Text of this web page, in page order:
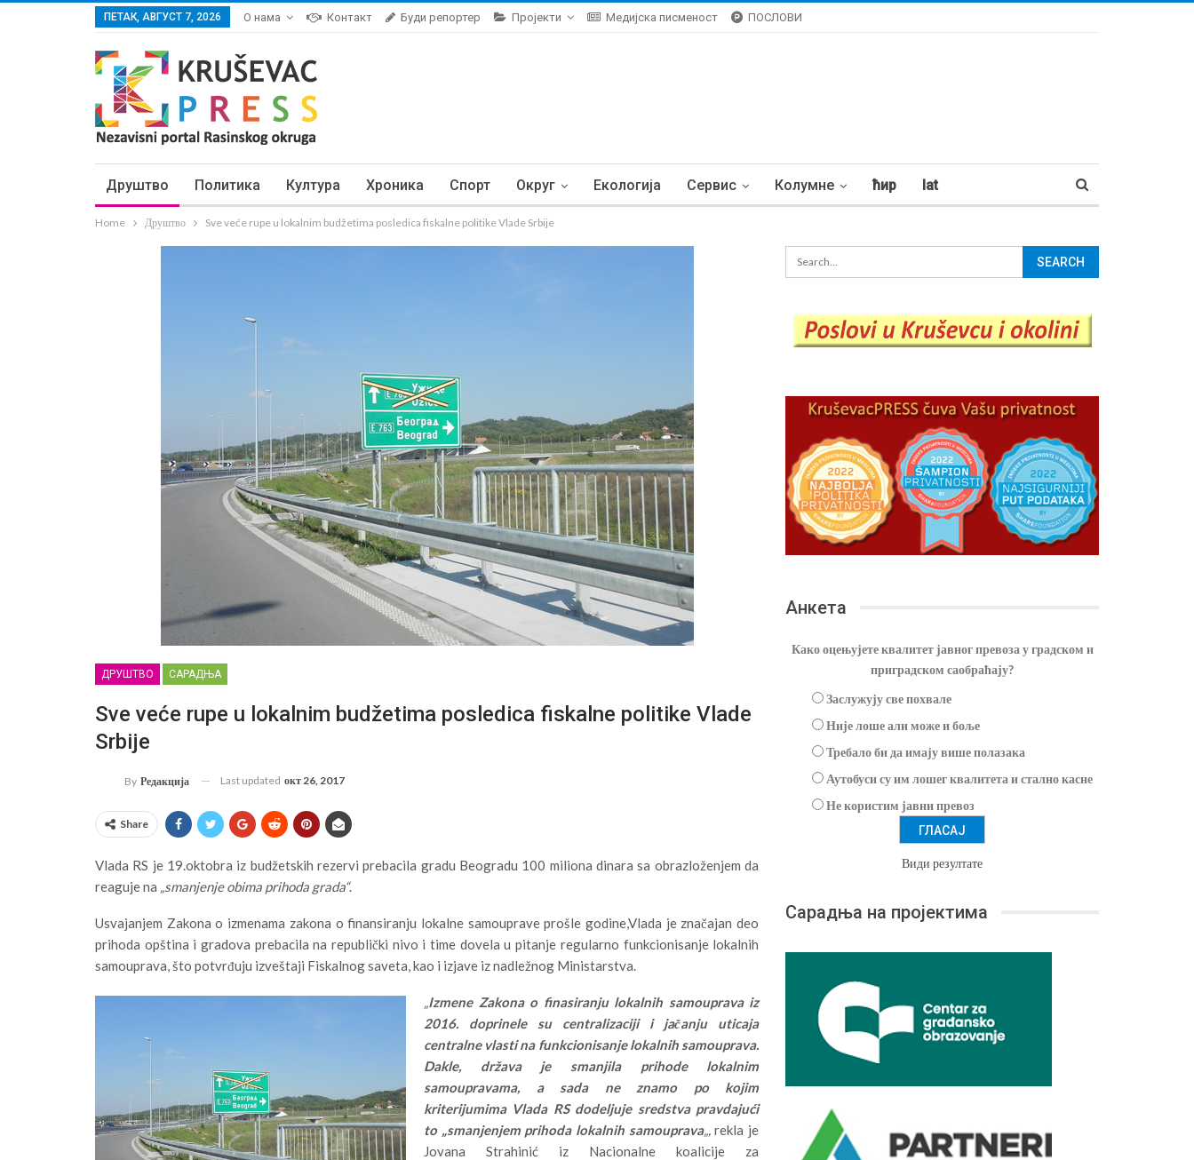
ПЕТАК, АВГУСТ 7, 2026 О нама Контакт Буди репортер Пројекти Медијска писменост ПОСЛОВИ
Друштво Политика Култура Хроника Спорт Округ Екологија Сервис Колумне ћир lat
Home Друштво Sve veće rupe u lokalnim budžetima posledica fiskalne politike Vlade Srbije
ДРУШТВО САРАДЊА
Sve veće rupe u lokalnim budžetima posledica fiskalne politike Vlade
Srbije
By Редакција Last updated окт 26, 2017
Share
Vlada RS je 19.oktobra iz budžetskih rezervi prebacila gradu Beogradu 100 miliona dinara sa obrazloženjem da
reaguje na „smanjenje obima prihoda grada“.
Usvajanjem Zakona o izmenama zakona o finansiranju lokalne samouprave prošle godine,Vlada je značajan deo
prihoda opština i gradova prebacila na republički nivo i time dovela u pitanje regularno funkcionisanje lokalnih
samouprava, što potvrđuju izveštaji Fiskalnog saveta, kao i izjave iz nadležnog Ministarstva.
„Izmene Zakona o finasiranju lokalnih samouprava iz
2016. doprinele su centralizaciji i jačanju uticaja
centralne vlasti na funkcionisanje lokalnih samouprava.
Dakle, država je smanjila prihode lokalnim
samoupravama, a sada ne znamo po kojim
kriterijumima Vlada RS dodeljuje sredstva pravdajući
to „smanjenjem prihoda lokalnih samouprava„,rekla je
Jovana Strahinić iz Nacionalne koalicije za
Анкета
Како оцењујете квалитет јавног превоза у градском и
приградском саобраћају?
Заслужују све похвале
Није лоше али може и боље
Требало би да имају више полазака
Аутобуси су им лошег квалитета и стално касне
Не користим јавни превоз
Види резултате
Сарадња на пројектима